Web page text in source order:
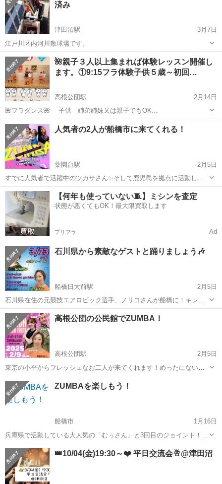
済み
津田沼駅
3月7日
江戸川区内河川敷球場です。
千葉 船橋市 津田沼駅 スポーツ 河川敷
🌺親子３人以上集まれば体験レッスン開催し
ます。①9:15フラ体験子供５歳～初回…
高根公団駅
2月14日
🌺フラダンス🌺 子供 姉弟姉妹又は親子でもOK
皆で楽しく踊りませんか🎶 無料体験レッスン
３人以上で開催します ①9:15～9:45(10分前に来て着替) 🌼ケイキ
子供５歳～ 家族割🎶親子、...
千葉 船橋市 高根公団駅 スポーツ ピリアロハ
人気者の2人が船橋市に来てくれる！
薬園台駅
2月5日
すでに人気者で活躍中のツカサさん✨そして鹿児島を拠点に活動し、
今後の活躍が期待されてるおだっち✨パワフル&セクシーなZUMBAに
なるのは間違いない‼️ 予約フォーム↓ https://forms.gle/178pFTP6e...
千葉 船橋市 薬園台駅 スポーツ セクシー
【何年も使っていない🧵】ミシンを査定
状態が悪くてもOK！最大限買取します
プリフラ Ad
石川県から素敵なゲストと踊りましょう🎶
船橋日大前駅
2月5日
石川県在住の元競技エアロビック選手、ノリコさんが船橋に！キレッ
キレで美しい動きのノリコさんに魅了されますよ😍✨ 今回はジョイン
トZUMBAだけでなく、サルサ曲を使って動くダンスエクササイズレッ
スンも開催してくれます‼️貴重...
千葉 船橋市 船橋日大前駅 スポーツ ZUMBA
高根公団の公民館でZUMBA！
高根公団駅
2月5日
東京の小平からフレッシュなお二人が来てくれます！めったにないチ
ャンスなので、ぜひ一緒に楽しくZUMBAしましょう‼️ 予約フォーム↓
https://forms.gle/mdx5dMfMVF7EnYcv6 分からない方は...
千葉 高根公団駅 スポーツ
ZUMBAを楽しもう！
船橋市
1月16日
兵庫県で活動している大人気の「むぅさん」と3回目のジョイント！パ
ワフルさと柔らかさを兼ね備えた彼のZUMBAに魅了される事間違いな
し！ ZUMBAはラテン音楽を中心に色々なリズムに合わせて体を動か
す、脂肪燃焼効果の高い...
千葉 船橋市 スポーツ
👑10/04(金)19:30～❤️ 平日交流会🥂@津田沼